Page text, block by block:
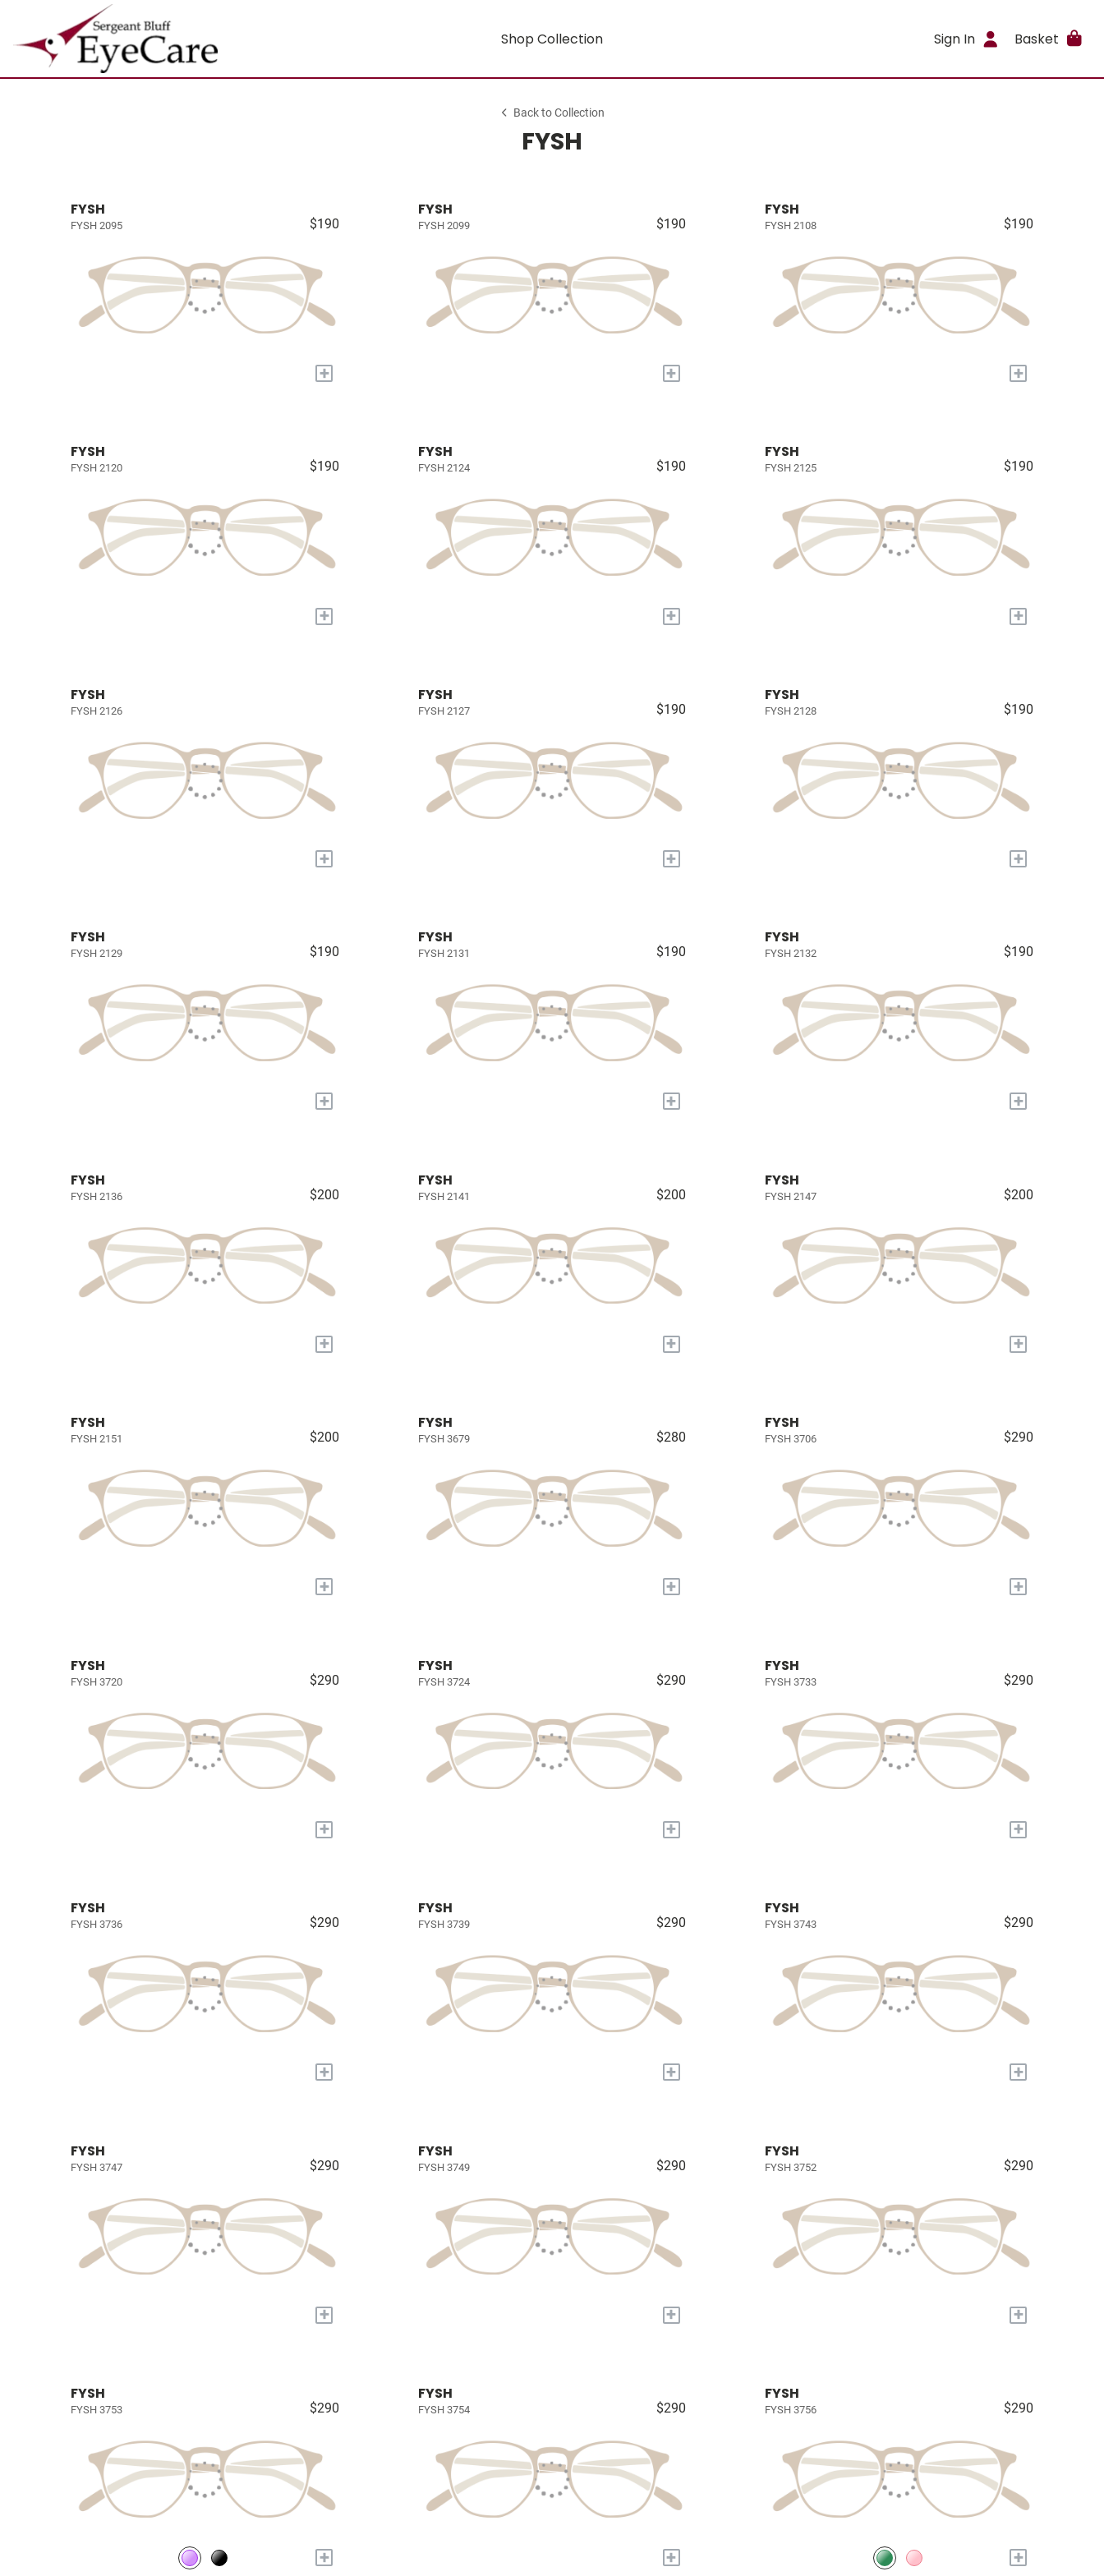
Shop Collection Sign In Basket
Back to Collection
FYSH
FYSH
FYSH 2095 $190
+
FYSH
FYSH 2099 $190
+
FYSH
FYSH 2108 $190
+
FYSH
FYSH 2120 $190
+
FYSH
FYSH 2124 $190
+
FYSH
FYSH 2125 $190
+
FYSH
FYSH 2126
+
FYSH
FYSH 2127 $190
+
FYSH
FYSH 2128 $190
+
FYSH
FYSH 2129 $190
+
FYSH
FYSH 2131 $190
+
FYSH
FYSH 2132 $190
+
FYSH
FYSH 2136 $200
+
FYSH
FYSH 2141 $200
+
FYSH
FYSH 2147 $200
+
FYSH
FYSH 2151 $200
+
FYSH
FYSH 3679 $280
+
FYSH
FYSH 3706 $290
+
FYSH
FYSH 3720 $290
+
FYSH
FYSH 3724 $290
+
FYSH
FYSH 3733 $290
+
FYSH
FYSH 3736 $290
+
FYSH
FYSH 3739 $290
+
FYSH
FYSH 3743 $290
+
FYSH
FYSH 3747 $290
+
FYSH
FYSH 3749 $290
+
FYSH
FYSH 3752 $290
+
FYSH
FYSH 3753 $290
+
FYSH
FYSH 3754 $290
+
FYSH
FYSH 3756 $290
+